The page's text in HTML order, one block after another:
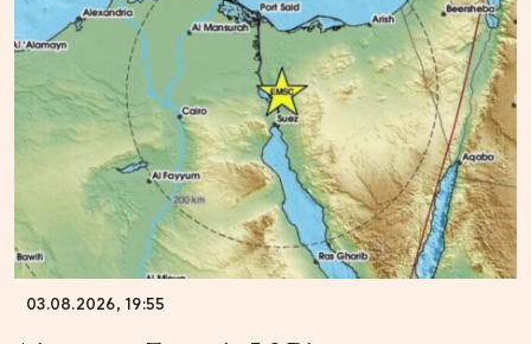
03.08.2026, 19:55